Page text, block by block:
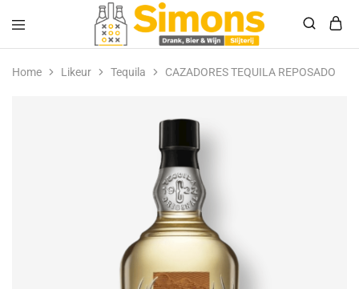
Simonsdrank.nl
Drank,
Bier
&
Home Likeur Tequila CAZADORES TEQUILA REPOSADO